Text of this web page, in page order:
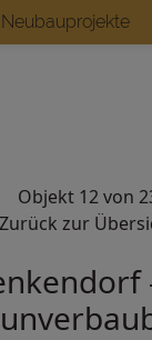
Neubauprojekte
Objekt 12 von
Zurück zur